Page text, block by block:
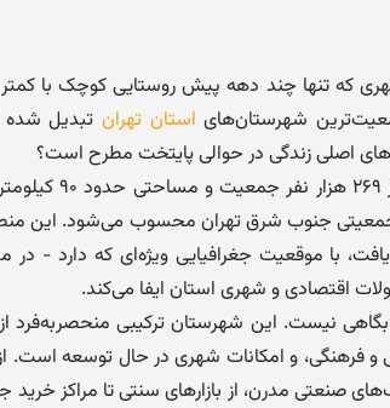
شهرستان‌های استان تهران تبدیل شده
اصلی زندگی در حوالی پایتخت مطرح است؟
شهرستان قرچک، با بیش
با موقعیت جغرافیایی ویژه‌ای که دارد - در
اقتصادی و شهری استان ایفا می‌کند.
نیست. این شهرستان ترکیبی منحصربه‌فرد
و فرهنگی، و امکانات شهری در حال توسعه است.
صنعتی مدرن، از بازارهای سنتی تا مراکز